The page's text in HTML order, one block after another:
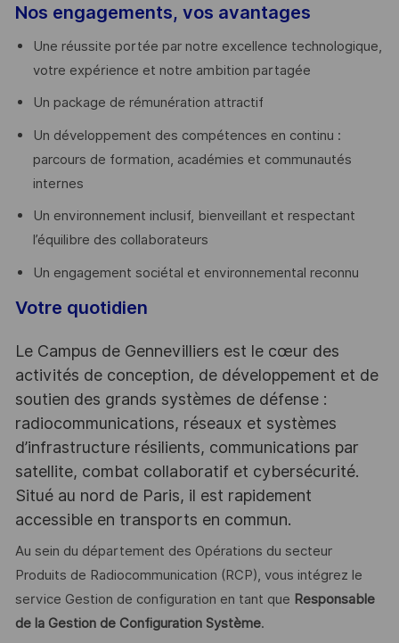
Nos engagements, vos avantages
Une réussite portée par notre excellence technologique,
votre expérience et notre ambition partagée
Un package de rémunération attractif
Un développement des compétences en continu :
parcours de formation, académies et communautés
internes
Un environnement inclusif, bienveillant et respectant
l’équilibre des collaborateurs
Un engagement sociétal et environnemental reconnu
Votre quotidien
Le Campus de Gennevilliers est le cœur des
activités de conception, de développement et de
soutien des grands systèmes de défense :
radiocommunications, réseaux et systèmes
d’infrastructure résilients, communications par
satellite, combat collaboratif et cybersécurité.
Situé au nord de Paris, il est rapidement
accessible en transports en commun.
Au sein du département des Opérations du secteur
Produits de Radiocommunication (RCP), vous intégrez le
service Gestion de configuration en tant que Responsable
de la Gestion de Configuration Système.